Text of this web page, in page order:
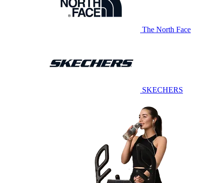
The North Face
SKECHERS